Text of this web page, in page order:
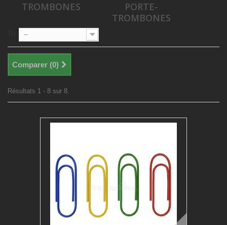
TROMBONES
PORTE-
TROMBONES
--
Comparer (0)
Résultats 1 - 8 sur 8.